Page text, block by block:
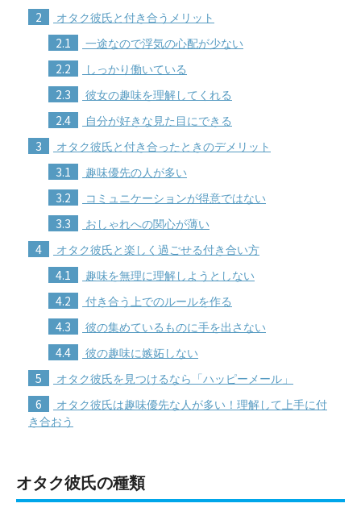
2 オタク彼氏と付き合うメリット
2.1 一途なので浮気の心配が少ない
2.2 しっかり働いている
2.3 彼女の趣味を理解してくれる
2.4 自分が好きな見た目にできる
3 オタク彼氏と付き合ったときのデメリット
3.1 趣味優先の人が多い
3.2 コミュニケーションが得意ではない
3.3 おしゃれへの関心が薄い
4 オタク彼氏と楽しく過ごせる付き合い方
4.1 趣味を無理に理解しようとしない
4.2 付き合う上でのルールを作る
4.3 彼の集めているものに手を出さない
4.4 彼の趣味に嫉妬しない
5 オタク彼氏を見つけるなら「ハッピーメール」
6
オタク彼氏は趣味優先な人が多い！理解して上手に付
き合おう
オタク彼氏の種類